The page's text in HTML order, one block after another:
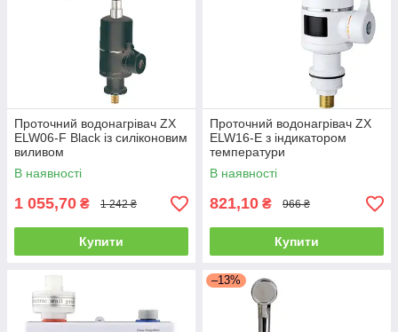
Проточний водонагрівач ZX
ELW06-F Black із силіконовим
виливом
В наявності
1 055,70 ₴ 1 242 ₴
Купити
Проточний водонагрівач ZX
ELW16-E з індикатором
температури
В наявності
821,10 ₴ 966 ₴
Купити
–13%